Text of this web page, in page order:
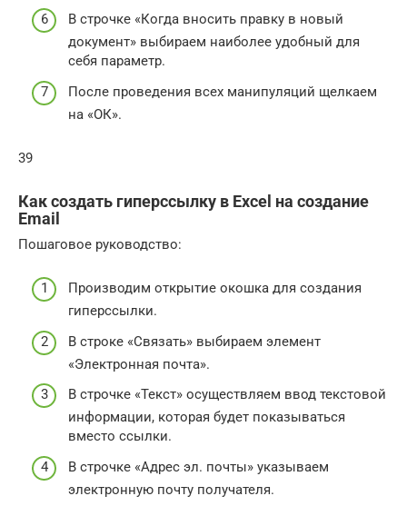
В строчке «Когда вносить правку в новый
документ» выбираем наиболее удобный для
себя параметр.
После проведения всех манипуляций щелкаем
на «ОК».
39
Как создать гиперссылку в Excel на создание
Email
Пошаговое руководство:
Производим открытие окошка для создания
гиперссылки.
В строке «Связать» выбираем элемент
«Электронная почта».
В строчке «Текст» осуществляем ввод текстовой
информации, которая будет показываться
вместо ссылки.
В строчке «Адрес эл. почты» указываем
электронную почту получателя.